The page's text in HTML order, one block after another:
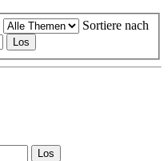
Sortiere nach